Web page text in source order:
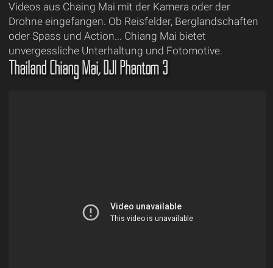
Videos aus Chaing Mai mit der Kamera oder der
Drohne eingefangen. Ob Reisfelder, Berglandschaften
oder Spass und Action... Chiang Mai bietet
unvergessliche Unterhaltung und Fotomotive.
Thailand Chiang Mai, DJI Phantom 3